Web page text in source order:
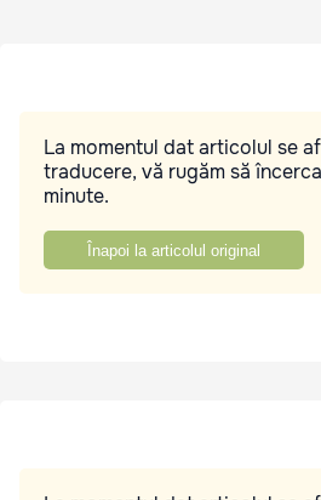
La momentul dat articolul se
traducere, vă rugăm să
minute.
Înapoi la articolul original